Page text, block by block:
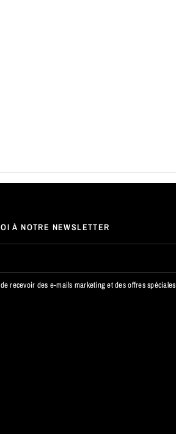
À NOTRE NEWSLETTER
recevoir des e-mails marketing et des offres spéciales